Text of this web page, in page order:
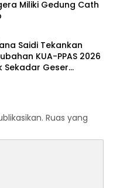
Miliki Gedung Cath
Saidi Tekankan
KUA-PPAS 2026
Sekadar Geser
Ruas yang